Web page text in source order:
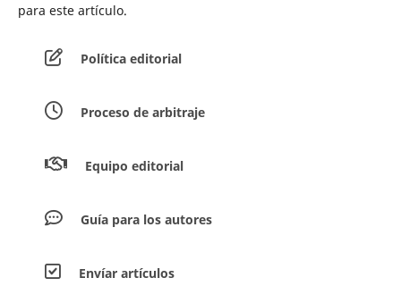
para este artículo.
Política editorial
Proceso de arbitraje
Equipo editorial
Guía para los autores
Envíar artículos